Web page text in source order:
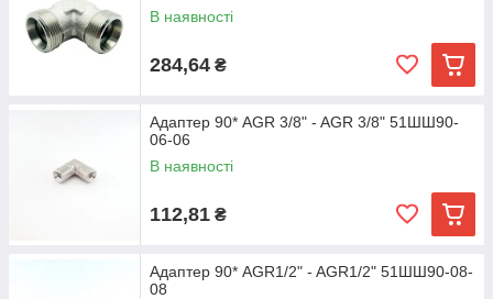
В наявності
284,64 ₴
Адаптер 90* AGR 3/8" - AGR 3/8" 51ШШ90-
06-06
В наявності
112,81 ₴
Адаптер 90* AGR1/2" - AGR1/2" 51ШШ90-08-
08